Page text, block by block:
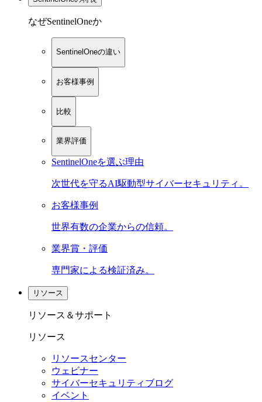
なぜSentinelOneか
SentinelOneの違い
お客様事例
比較
業界評価
SentinelOneを選ぶ理由
次世代を守るAI駆動型サイバーセキュリティ。
お客様事例
世界有数の企業からの信頼。
業界賞・評価
専門家による検証済み。
リソース
リソース＆サポート
リソース
リソースセンター
ウェビナー
サイバーセキュリティブログ
イベント